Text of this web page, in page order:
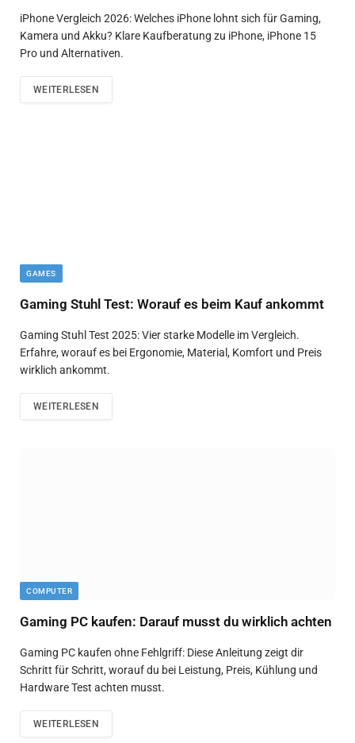
iPhone Vergleich 2026: Welches iPhone lohnt sich für Gaming,
Kamera und Akku? Klare Kaufberatung zu iPhone, iPhone 15
Pro und Alternativen.
WEITERLESEN
GAMES
Gaming Stuhl Test: Worauf es beim Kauf ankommt
Gaming Stuhl Test 2025: Vier starke Modelle im Vergleich.
Erfahre, worauf es bei Ergonomie, Material, Komfort und Preis
wirklich ankommt.
WEITERLESEN
COMPUTER
Gaming PC kaufen: Darauf musst du wirklich achten
Gaming PC kaufen ohne Fehlgriff: Diese Anleitung zeigt dir
Schritt für Schritt, worauf du bei Leistung, Preis, Kühlung und
Hardware Test achten musst.
WEITERLESEN